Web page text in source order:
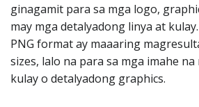
ginagamit para sa mga logo,
may mga detalyadong linya at
PNG format ay maaaring
sizes, lalo na para sa mga imahe
kulay o detalyadong graphics.